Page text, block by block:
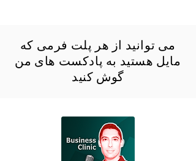
می توانید از هر پلت فرمی که
مایل هستید به پادکست های من
گوش کنید